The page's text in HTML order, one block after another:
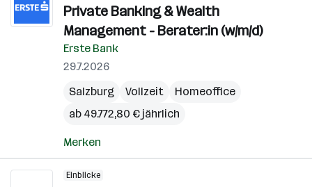
Private Banking & Wealth
Management - Berater:in (w/m/d)
Erste Bank
29.7.2026
Salzburg
Vollzeit
Homeoffice
ab 49.772,80 € jährlich
Merken
Einblicke